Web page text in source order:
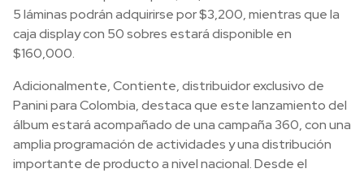
5 láminas podrán adquirirse por $3,200, mientras que la
caja display con 50 sobres estará disponible en
$160,000.
Adicionalmente, Contiente, distribuidor exclusivo de
Panini para Colombia, destaca que este lanzamiento del
álbum estará acompañado de una campaña 360, con una
amplia programación de actividades y una distribución
importante de producto a nivel nacional. Desde el